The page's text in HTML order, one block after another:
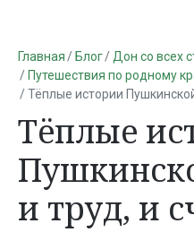
Главная Блог
Дон со всех
Путешествия по родному
Тёплые истории
Тёплые
и труд, и